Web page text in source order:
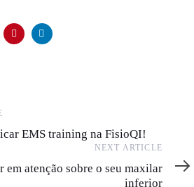
EMS training na FisioQI!
NEXT ARTICLE
em atenção sobre o seu maxilar
inferior